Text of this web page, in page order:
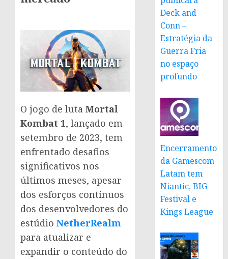
O jogo de luta Mortal
Kombat 1, lançado em
setembro de 2023, tem
enfrentado desafios
significativos nos
últimos meses, apesar
dos esforços contínuos
dos desenvolvedores do
estúdio NetherRealm
para atualizar e
expandir o conteúdo do
Deck and
Conn –
Estratégia da
Guerra Fria
no espaço
profundo
Encerramento
da Gamescom
Latam tem
Niantic, BIG
Festival e
Kings League